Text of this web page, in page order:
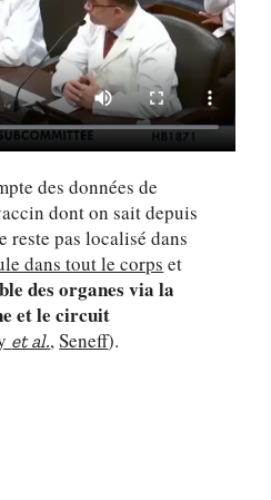
des données de
dont on sait depuis
reste pas localisé dans
dans tout le corps et
des organes via la
et le circuit
et al.,Seneff).